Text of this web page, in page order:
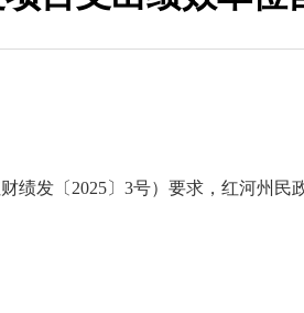
发〔2025〕3号）要求，红河州民